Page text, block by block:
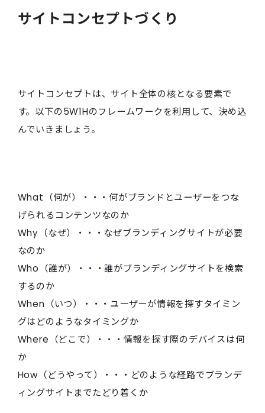
サイトコンセプトづくり
サイトコンセプトは、サイト全体の核となる要素で
す。以下の5W1Hのフレームワークを利用して、決め込
んでいきましょう。
What（何が）・・・何がブランドとユーザーをつな
げられるコンテンツなのか
Why（なぜ）・・・なぜブランディングサイトが必要
なのか
Who（誰が）・・・誰がブランディングサイトを検索
するのか
When（いつ）・・・ユーザーが情報を探すタイミン
グはどのようなタイミングか
Where（どこで）・・・情報を探す際のデバイスは何
か
How（どうやって）・・・どのような経路でブランデ
ィングサイトまでたどり着くか